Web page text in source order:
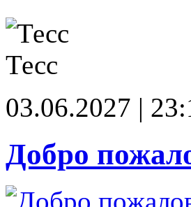
Тесс
03.06.2027 |
Добро